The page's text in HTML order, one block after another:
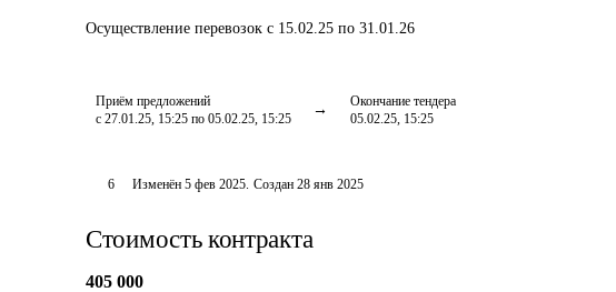
Осуществление перевозок с 15.02.25 по 31.01.26
Приём предложений
с 27.01.25, 15:25 по 05.02.25, 15:25
Окончание тендера
05.02.25, 15:25
6 Изменён 5 фев 2025. Создан 28 янв 2025
Стоимость контракта
405 000